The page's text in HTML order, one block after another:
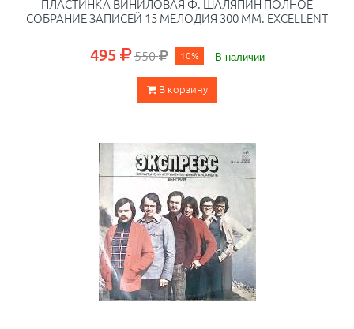
ПЛАСТИНКА ВИНИЛОВАЯ Ф. ШАЛЯПИН ПОЛНОЕ
СОБРАНИЕ ЗАПИСЕЙ 15 МЕЛОДИЯ 300 ММ. EXCELLENT
495 550 10% В наличии
В корзину